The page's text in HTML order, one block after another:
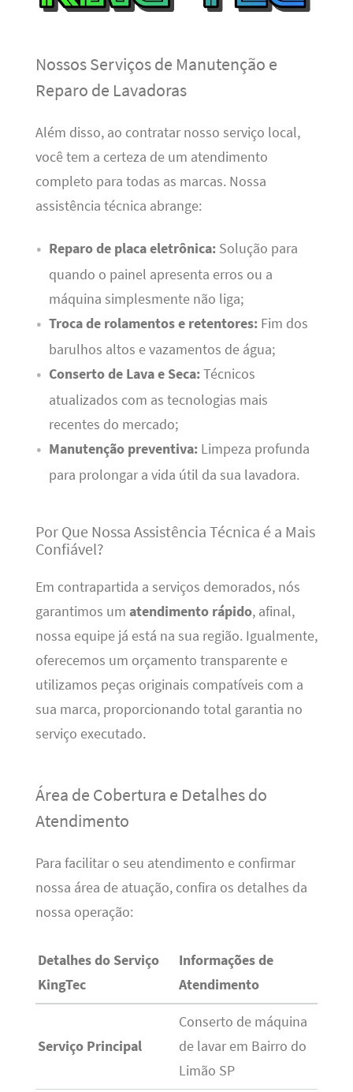
Nossos Serviços de Manutenção e
Reparo de Lavadoras
Além disso, ao contratar nosso serviço local,
você tem a certeza de um atendimento
completo para todas as marcas. Nossa
assistência técnica abrange:
Reparo de placa eletrônica:Solução para
quando o painel apresenta erros ou a
máquina simplesmente não liga;
Troca de rolamentos e retentores:Fim dos
barulhos altos e vazamentos de água;
Conserto de Lava e Seca:Técnicos
atualizados com as tecnologias mais
recentes do mercado;
Manutenção preventiva:Limpeza profunda
para prolongar a vida útil da sua lavadora.
Por Que Nossa Assistência Técnica é a Mais
Confiável?
Em contrapartida a serviços demorados, nós
garantimos um atendimento rápido, afinal,
nossa equipe já está na sua região. Igualmente,
oferecemos um orçamento transparente e
utilizamos peças originais compatíveis com a
sua marca, proporcionando total garantia no
serviço executado.
Área de Cobertura e Detalhes do
Atendimento
Para facilitar o seu atendimento e confirmar
nossa área de atuação, confira os detalhes da
nossa operação:
Detalhes do Serviço
KingTec
Informações de
Atendimento
Serviço Principal
Conserto de máquina
de lavar em Bairro do
Limão SP